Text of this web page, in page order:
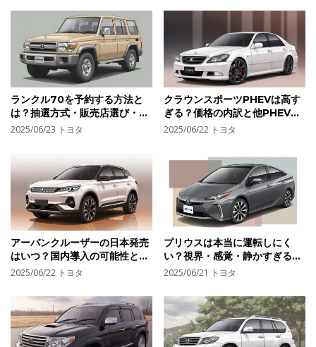
ランクル70を予約する方法と
は？抽選方式・販売店選び・購
入のコツ
2025/06/23 トヨタ
クラウンスポーツPHEVは高す
ぎる？価格の内訳と他PHEVと
の性能差から見る判断材料
2025/06/22 トヨタ
アーバンクルーザーの日本発売
はいつ？国内導入の可能性とラ
イバル車との比較を予想
2025/06/22 トヨタ
プリウスは本当に運転しにく
い？視界・感覚・静かすぎる走
行音が与える影響とは
2025/06/21 トヨタ